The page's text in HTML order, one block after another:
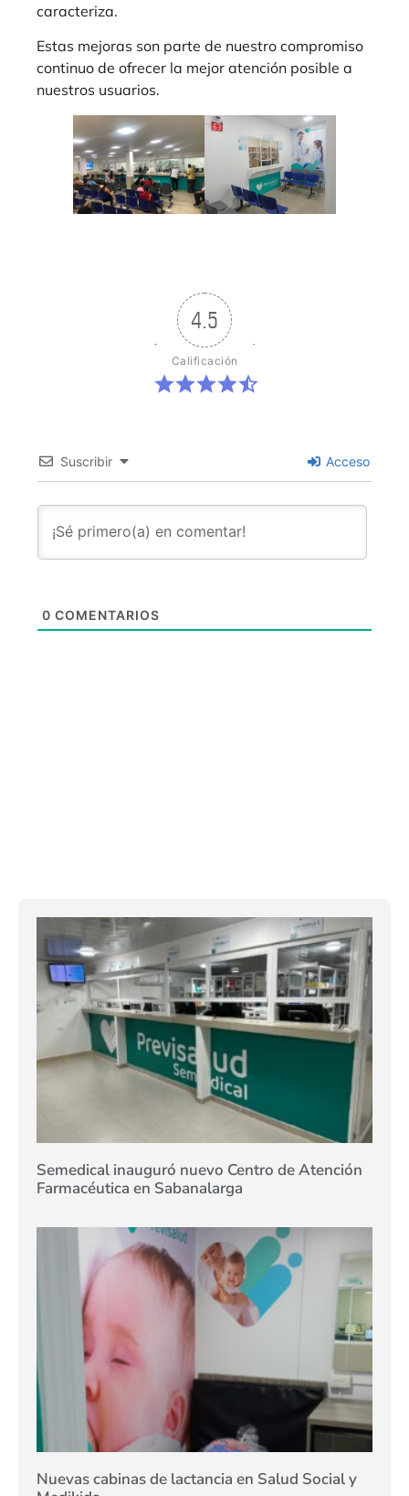
caracteriza.
Estas mejoras son parte de nuestro compromiso
continuo de ofrecer la mejor atención posible a
nuestros usuarios.
4.5
Calificación
Suscribir Acceso
0 COMENTARIOS
Semedical inauguró nuevo Centro de Atención
Farmacéutica en Sabanalarga
Nuevas cabinas de lactancia en Salud Social y